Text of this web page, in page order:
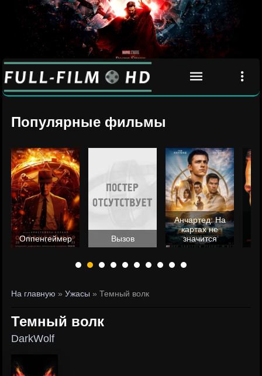
Популярные фильмы
Оппенгеймер Вызов
Анчартед: На
картах не
значится
На главную »Ужасы » Темный волк
Темный волк
DarkWolf